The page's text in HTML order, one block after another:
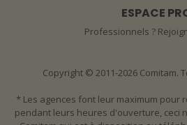
ESPACE
Professionnels ?
Copyright © 2011-2026 Comitam.
* Les agences font leur maximum pour
pendant leurs heures d'ouverture, ceci